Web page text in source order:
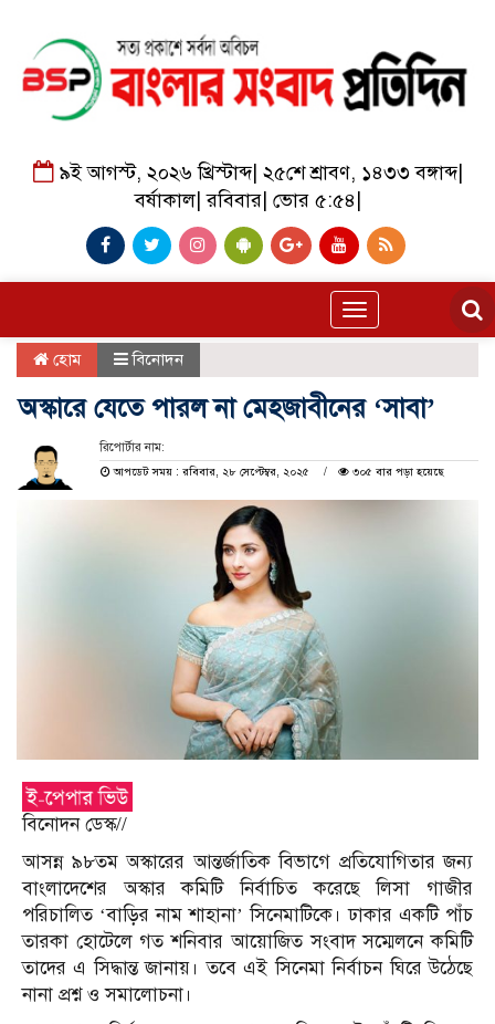
৯ই আগস্ট, ২০২৬ খ্রিস্টাব্দ| ২৫শে শ্রাবণ, ১৪৩৩ বঙ্গাব্দ|
বর্ষাকাল|রবিবার| ভোর ৫:৫৪
Toggle
navigation
হোম বিনোদন
অস্কারে যেতে পারল না মেহজাবীনের ‘সাবা’
রিপোর্টার নাম:
আপডেট সময় : রবিবার, ২৮ সেপ্টেম্বর, ২০২৫
৩০৫ বার পড়া হয়েছে
বিনোদন ডেস্ক//
আসন্ন ৯৮তম অস্কারের আন্তর্জাতিক বিভাগে প্রতিযোগিতার জন্য
বাংলাদেশের অস্কার কমিটি নির্বাচিত করেছে লিসা গাজীর
পরিচালিত ‘বাড়ির নাম শাহানা’ সিনেমাটিকে। ঢাকার একটি পাঁচ
তারকা হোটেলে গত শনিবার আয়োজিত সংবাদ সম্মেলনে কমিটি
তাদের এ সিদ্ধান্ত জানায়। তবে এই সিনেমা নির্বাচন ঘিরে উঠেছে
নানা প্রশ্ন ও সমালোচনা।